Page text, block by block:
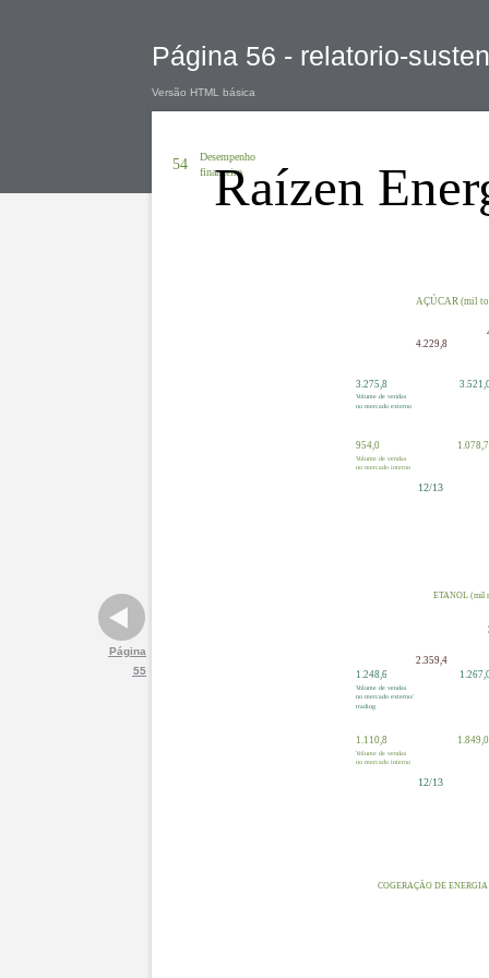
Página 56 - relatorio-
Versão HTML básica
Página
55
54
Desempenho
financeiro
Raízen
AÇÚCAR (mil
ETANOL (mil
COGERAÇÃO DE
4.229,8
2.359,4
12/13
12/13
1.078,7
1.849,0
3.275,8
1.248,6
954,0
1.110,8
Volume de vendas
no mercado externo
Volume de vendas
no mercado externo/
trading
Volume de vendas
no mercado interno
Volume de vendas
no mercado interno